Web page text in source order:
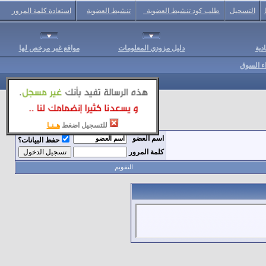
للتسجيل اضغط هـنـا
التسجيل طلب كود تنشيط العضوية تنشيط العضوية استعادة كلمة المرور
دليل مزودي المعلومات مواقع غير مرخص لها
السوق
اسم العضو
حفظ البيانات؟
كلمة المرور
التقويم